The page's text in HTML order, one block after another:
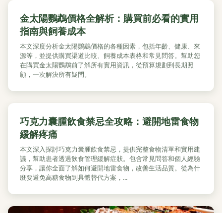
金太陽鸚鵡價格全解析：購買前必看的實用
指南與飼養成本
本文深度分析金太陽鸚鵡價格的各種因素，包括年齡、健康、來
源等，並提供購買渠道比較、飼養成本表格和常見問答。幫助您
在購買金太陽鸚鵡前了解所有實用資訊，從預算規劃到長期照
顧，一次解決所有疑問。
巧克力囊腫飲食禁忌全攻略：避開地雷食物
緩解疼痛
本文深入探討巧克力囊腫飲食禁忌，提供完整食物清單和實用建
議，幫助患者透過飲食管理緩解症狀。包含常見問答和個人經驗
分享，讓你全面了解如何避開地雷食物，改善生活品質。從為什
麼要避免高糖食物到具體替代方案，...